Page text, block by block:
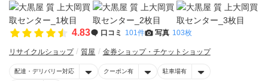
4.83 口コミ 101件 写真 103枚
リサイクルショップ 質屋 金券ショップ・チケットショップ
配達・デリバリー対応 クーポン有 駐車場有